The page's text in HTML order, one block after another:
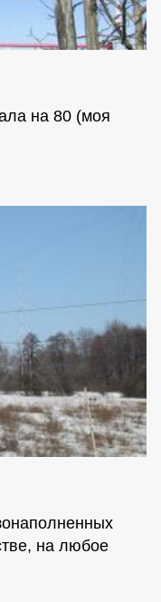
на 80 (моя
на любое